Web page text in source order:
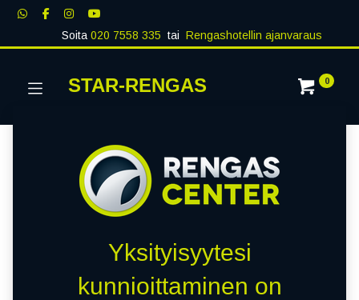
Soita020 7558 335 tai Rengashotellin ajanvaraus
STAR-RENGAS 0
Yksityisyytesi
kunnioittaminen on